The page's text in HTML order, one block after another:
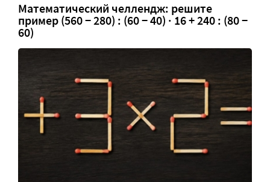
Математический челлендж: решите
пример (560 − 280) : (60 − 40) · 16 + 240 : (80 −
60)